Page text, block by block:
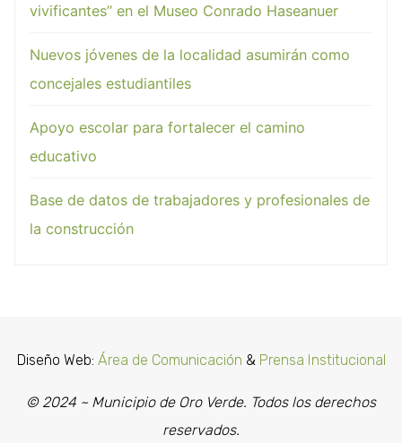
vivificantes” en el Museo Conrado Haseanuer
Nuevos jóvenes de la localidad asumirán como
concejales estudiantiles
Apoyo escolar para fortalecer el camino
educativo
Base de datos de trabajadores y profesionales de
la construcción
Diseño Web: Área de Comunicación & Prensa Institucional
© 2024 ~ Municipio de Oro Verde. Todos los derechos
reservados.